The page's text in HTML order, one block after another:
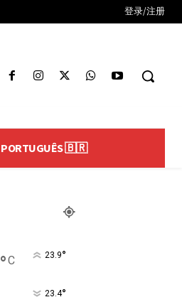
登录/注册
PORTUGUÊS 🇧🇷
°C 23.9°
23.4°